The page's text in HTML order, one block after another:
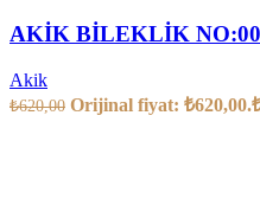
AKİK BİLEKLİK
Akik
₺620,00 Orijinal fiyat: ₺620,00.